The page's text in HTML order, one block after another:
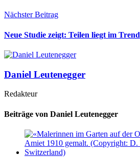
Nächster Beitrag
Neue Studie zeigt: Teilen liegt im Trend
Daniel Leutenegger
Redakteur
Beiträge von Daniel Leutenegger